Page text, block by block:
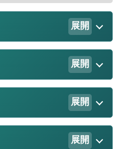
展開
展開
展開
展開